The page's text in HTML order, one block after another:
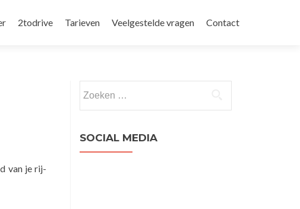
2todrive Tarieven Veelgestelde vragen Contact
van je rij-
naar:
SOCIAL MEDIA